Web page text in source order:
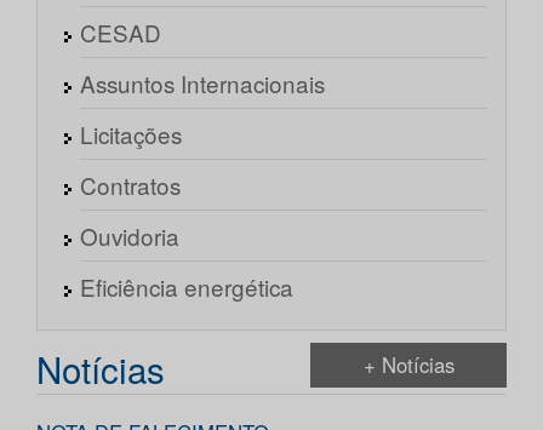
CESAD
Assuntos Internacionais
Licitações
Contratos
Ouvidoria
Eficiência energética
Notícias + Notícias